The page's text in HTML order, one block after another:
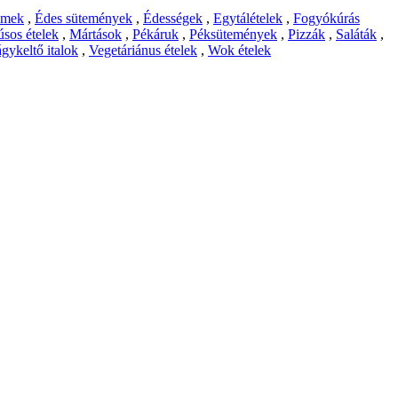
, Édes sütemények , Édességek , Egytálételek , Fogyókúrás
ételek , Mártások , Pékáruk , Péksütemények , Pizzák , Saláták ,
italok , Vegetáriánus ételek , Wok ételek